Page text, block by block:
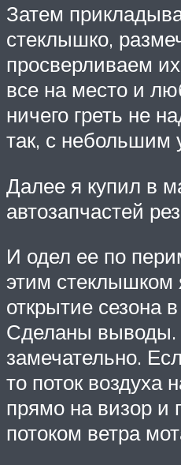
Затем
стеклышко,
просверливаем
все на место и
ничего греть не
так, с небольшим
Далее я купил в
автозапчастей
И одел ее по
этим стеклышком
открытие сезона
Сделаны выводы.
замечательно.
то поток воздуха
прямо на визор и
потоком ветра